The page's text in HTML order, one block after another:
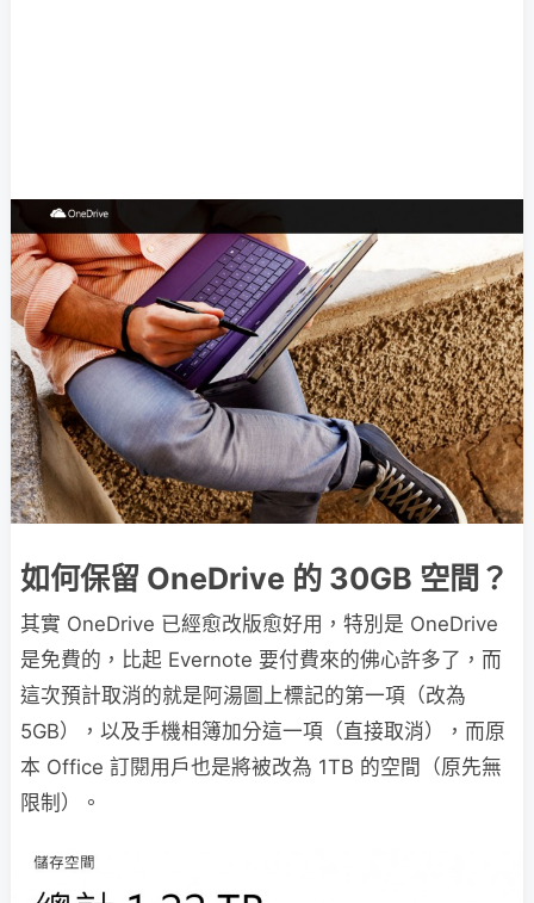
如何保留 OneDrive 的 30GB 空間？
其實 OneDrive 已經愈改版愈好用，特別是 OneDrive
是免費的，比起 Evernote 要付費來的佛心許多了，而
這次預計取消的就是阿湯圖上標記的第一項（改為
5GB），以及手機相簿加分這一項（直接取消），而原
本 Office 訂閱用戶也是將被改為 1TB 的空間（原先無
限制）。